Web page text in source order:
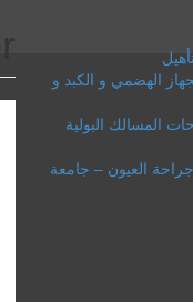
الهضمي و الكبد و
المسالك البولية
العيون – جامعة